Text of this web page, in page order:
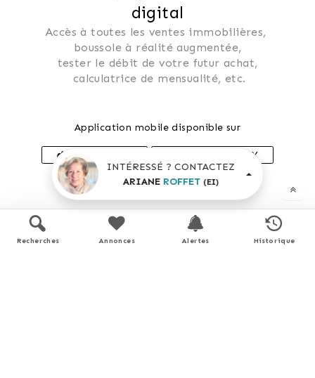
digital
Accès à toutes les ventes immobilières,
boussole à réalité augmentée,
tester le débit de votre futur achat,
calculatrice de mensualité, etc.
Application mobile disponible sur
APP STORE GOOGLE PLAY
En savoir plus
INTÉRESSÉ ? CONTACTEZ
ARIANE ROFFET (EI)
Recherches Annonces Alertes Historique